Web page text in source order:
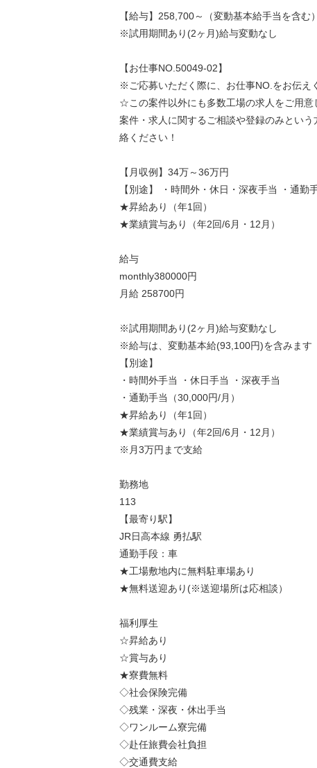
【給与】258,700～（変動基本給手当を含む）
※試用期間あり(2ヶ月)給与変動なし
【お仕事NO.50049-02】
※ご応募いただく際に、お仕事NO.をお伝え
☆この案件以外にも多数工場の求人をご用
案件・求人に関するご相談や登録のみという
絡ください！
【月収例】34万～36万円
【別途】 ・時間外・休日・深夜手当 ・通勤
★昇給あり（年1回）
★業績賞与あり（年2回/6月・12月）
給与
monthly380000円
月給 258700円
※試用期間あり(2ヶ月)給与変動なし
※給与は、変動基本給(93,100円)を含みます
【別途】
・時間外手当 ・休日手当 ・深夜手当
・通勤手当（30,000円/月）
★昇給あり（年1回）
★業績賞与あり（年2回/6月・12月）
※月3万円まで支給
勤務地
113
【最寄り駅】
JR日高本線 勇払駅
通勤手段：車
★工場敷地内に無料駐車場あり
★無料送迎あり(※送迎場所は応相談）
福利厚生
☆昇給あり
☆賞与あり
★寮費無料
◇社会保険完備
◇残業・深夜・休出手当
◇ワンルーム寮完備
◇赴任旅費会社負担
◇交通費支給